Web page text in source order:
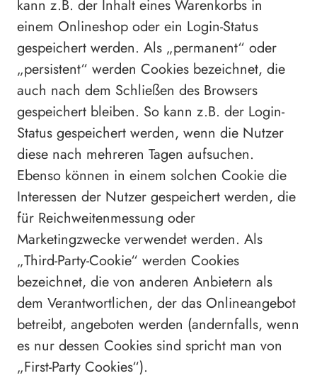
kann z.B. der Inhalt eines Warenkorbs in
einem Onlineshop oder ein Login-Status
gespeichert werden. Als „permanent“ oder
„persistent“ werden Cookies bezeichnet, die
auch nach dem Schließen des Browsers
gespeichert bleiben. So kann z.B. der Login-
Status gespeichert werden, wenn die Nutzer
diese nach mehreren Tagen aufsuchen.
Ebenso können in einem solchen Cookie die
Interessen der Nutzer gespeichert werden, die
für Reichweitenmessung oder
Marketingzwecke verwendet werden. Als
„Third-Party-Cookie“ werden Cookies
bezeichnet, die von anderen Anbietern als
dem Verantwortlichen, der das Onlineangebot
betreibt, angeboten werden (andernfalls, wenn
es nur dessen Cookies sind spricht man von
„First-Party Cookies“).